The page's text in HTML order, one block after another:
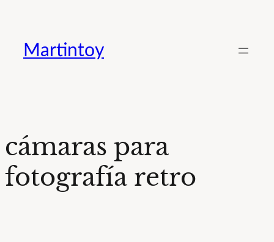
contenido
Martintoy
cámaras para
fotografía retro